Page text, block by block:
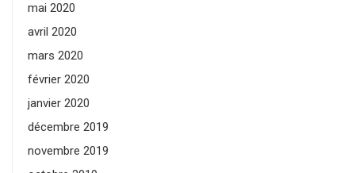
mai 2020
avril 2020
mars 2020
février 2020
janvier 2020
décembre 2019
novembre 2019